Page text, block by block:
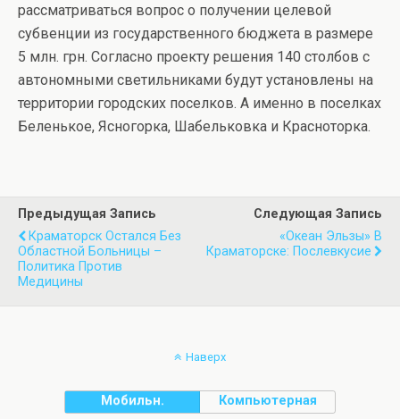
рассматриваться вопрос о получении целевой
субвенции из государственного бюджета в размере
5 млн. грн. Согласно проекту решения 140 столбов с
автономными светильниками будут установлены на
территории городских поселков. А именно в поселках
Беленькое, Ясногорка, Шабельковка и Красноторка.
Предыдущая Запись
Краматорск Остался Без
Областной Больницы –
Политика Против
Медицины
Следующая Запись
«Океан Эльзы» В
Краматорске: Послевкусие
Наверх
Мобильн. Компьютерная